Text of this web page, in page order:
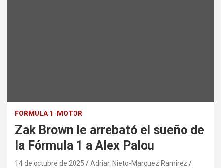
FORMULA 1 MOTOR
Zak Brown le arrebató el sueño de
la Fórmula 1 a Alex Palou
14 de octubre de 2025
Adrian Nieto-Marquez Ramirez